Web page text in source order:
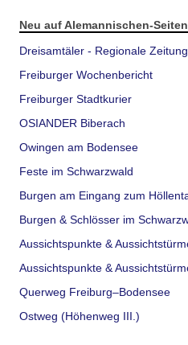
Neu auf Alemannischen-Seiten
Dreisamtäler - Regionale
Freiburger Wochenbericht
Freiburger Stadtkurier
OSIANDER Biberach
Owingen am Bodensee
Feste im Schwarzwald
Burgen am Eingang zum
Burgen & Schlösser im
Aussichtspunkte &
Aussichtspunkte &
Querweg Freiburg–Bodensee
Ostweg (Höhenweg III.)